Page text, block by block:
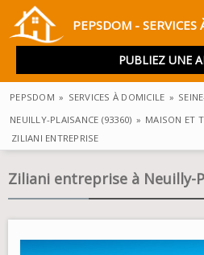
PEPSDOM - SERVICES
PUBLIEZ UNE
PEPSDOM » SERVICES À DOMICILE »
NEUILLY-PLAISANCE (93360) » MAISON ET
ZILIANI ENTREPRISE
Ziliani entreprise à Neuilly-